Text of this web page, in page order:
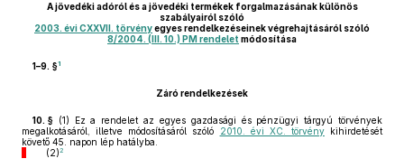
A jövedéki adóról és a jövedéki termékek forgalmazásának különös
szabályairól szóló
2003. évi CXXVII. törvényegyes rendelkezéseinek végrehajtásáról szóló
8/2004. (III. 10.) PM rendelet módosítása
1–9. §1
Záró rendelkezések
10. § (1) Ez a rendelet az egyes gazdasági és pénzügyi tárgyú törvények
megalkotásáról, illetve módosításáról szóló
2010. évi XC. törvénykihirdetését
követő 45. napon lép hatályba.
(2)2